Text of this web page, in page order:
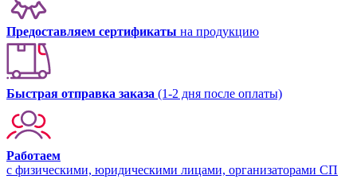
Предоставляем сертификаты на продукцию
Быстрая отправка заказа (1-2 дня после оплаты)
Работаем
с физическими, юридическими лицами, организаторами СП